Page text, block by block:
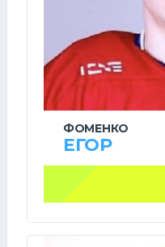
ФОМЕНКО
ЕГОР